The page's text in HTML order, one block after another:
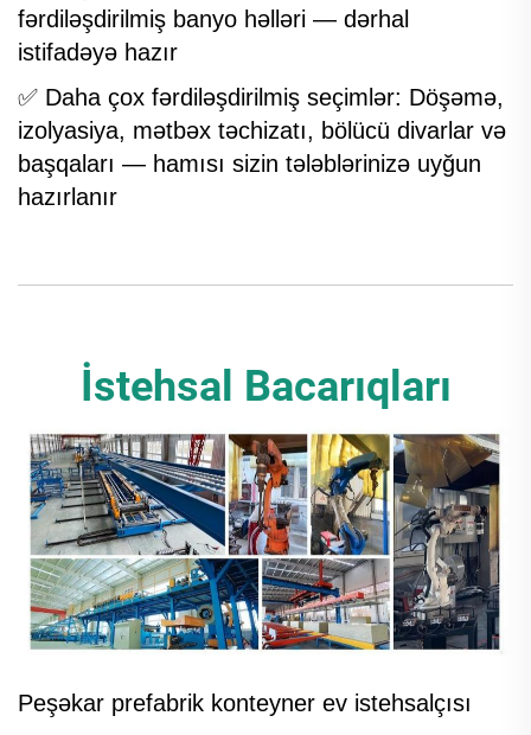
fərdiləşdirilmiş banyo həlləri — dərhal
istifadəyə hazır
✅ Daha çox fərdiləşdirilmiş seçimlər: Döşəmə,
izolyasiya, mətbəx təchizatı, bölücü divarlar və
başqaları — hamısı sizin tələblərinizə uyğun
hazırlanır
İstehsal Bacarıqları
Peşəkar prefabrik konteyner ev istehsalçısı